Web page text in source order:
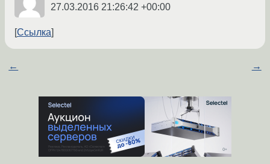
27.03.2016 21:26:42 +00:00
Ссылка
← →